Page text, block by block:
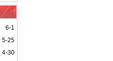
6-1
5-25
4-30